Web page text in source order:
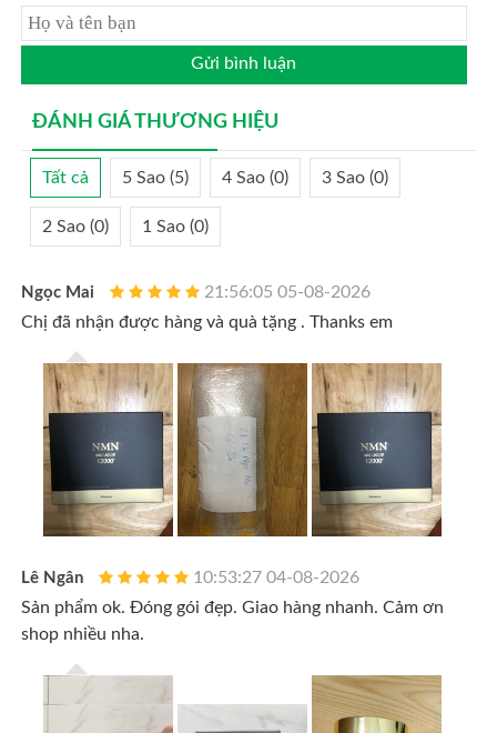
Gửi bình luận
ĐÁNH GIÁ THƯƠNG HIỆU
Tất cả 5 Sao (5) 4 Sao (0) 3 Sao (0)
2 Sao (0) 1 Sao (0)
Ngọc Mai
21:56:05 05-08-2026
Chị đã nhận được hàng và quà tặng . Thanks em
Lê Ngân
10:53:27 04-08-2026
Sản phẩm ok. Đóng gói đẹp. Giao hàng nhanh. Cảm ơn
shop nhiều nha.